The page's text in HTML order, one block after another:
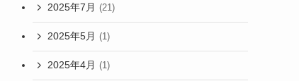
2025年7月 (21)
2025年5月 (1)
2025年4月 (1)